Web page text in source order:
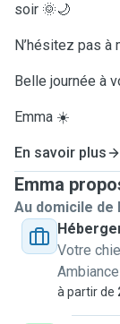
soir 🌞🌙
N’hésitez pas
Belle journée à
Emma ☀️
En savoir plus
Emma
Au domicile de
Votre
à partir de